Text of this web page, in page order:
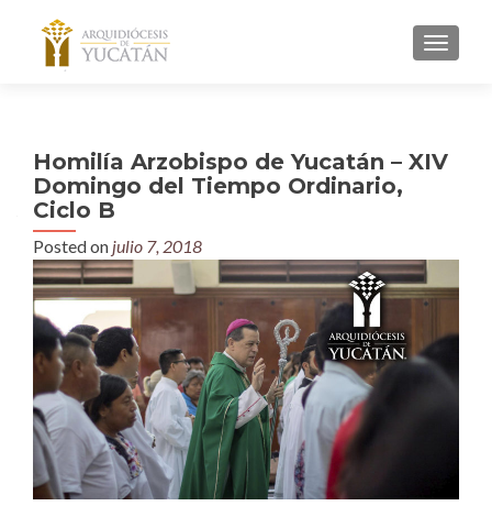
MENU
Homilía Arzobispo de Yucatán – XIV
Domingo del Tiempo Ordinario,
Ciclo B
Posted on julio 7, 2018